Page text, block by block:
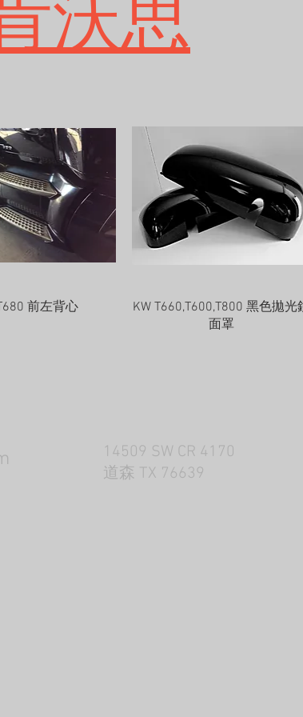
快速瀏覽前左背心 快速瀏覽
KW T660,T600,T800 黑色拋光
面罩
14509 SW CR 4170
道森 TX 76639